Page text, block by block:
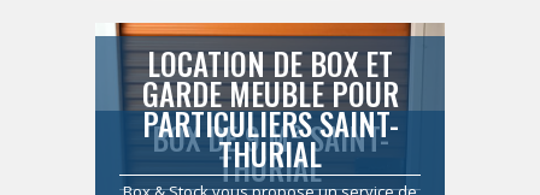
BOX DE 9 M² SAINT-
THURIAL
LOCATION DE BOX ET
GARDE MEUBLE POUR
PARTICULIERS SAINT-
THURIAL